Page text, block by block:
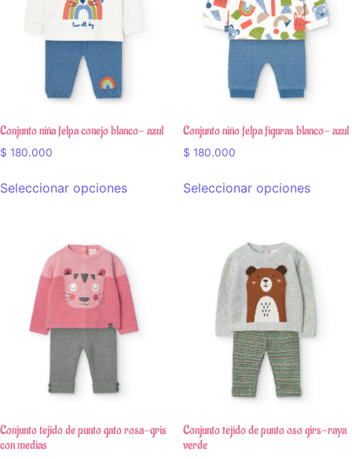
Conjunto niña felpa conejo blanco- azul
$ 180.000
Seleccionar opciones
Conjunto niño felpa figuras blanco- azul
$ 180.000
Seleccionar opciones
Conjunto tejido de punto gato rosa-gris
con medias
Conjunto tejido de punto oso girs-raya
verde